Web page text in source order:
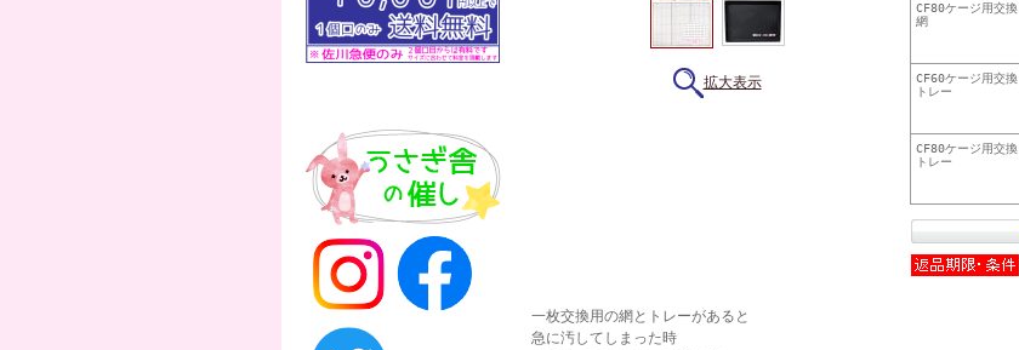
拡大表示
CF80ケージ用交換
網
CF60ケージ用交換
トレー
CF80ケージ用交換
トレー
一枚交換用の網とトレーがあると
急に汚してしまった時